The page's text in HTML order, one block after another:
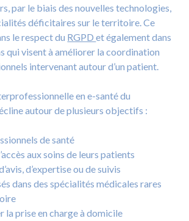
par le biais des nouvelles technologies,
déficitaires sur le territoire. Ce
le respect du RGPDet également dans
qui visent à améliorer la coordination
intervenant autour d’un patient.
en e-santé du
autour de plusieurs objectifs :
de santé
aux soins de leurs patients
d’expertise ou de suivis
dans des spécialités médicales rares
la prise en charge à domicile